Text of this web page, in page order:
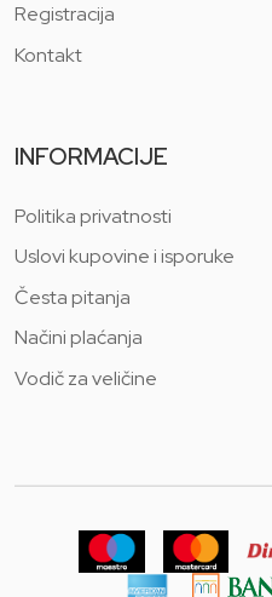
Registracija
Kontakt
INFORMACIJE
Politika privatnosti
Uslovi kupovine i isporuke
Česta pitanja
Načini plaćanja
Vodič za veličine